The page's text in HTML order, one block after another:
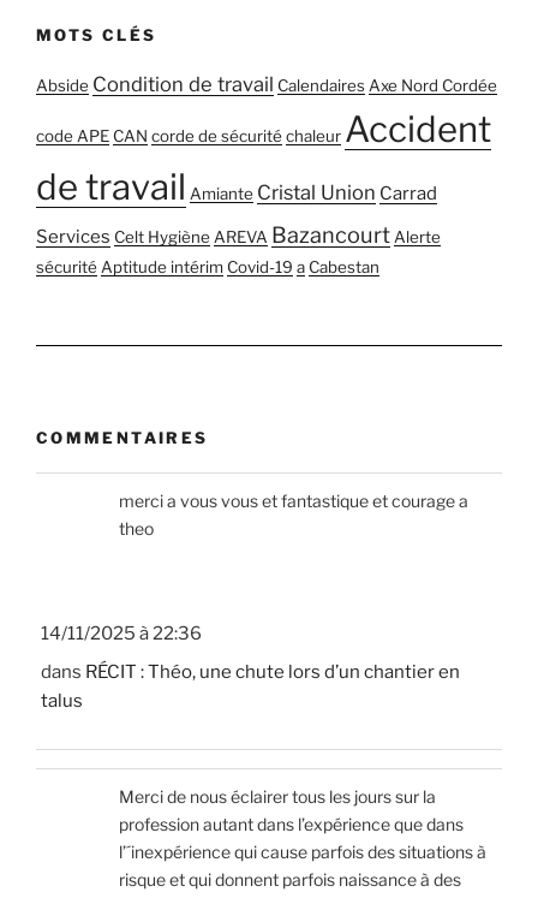
MOTS CLÉS
Abside Condition de travail Calendaires Axe Nord Cordée
code APE CAN corde de sécuritéchaleur Accident
de travail Amiante Cristal Union Carrad
Services Celt Hygiène AREVA Bazancourt Alerte
sécurité Aptitude intérim Covid-19 a Cabestan
COMMENTAIRES
14/11/2025 à 22:36
dans RÉCIT : Théo, une chute lors d’un chantier en
talus
merci a vous vous et fantastique et courage a
theo
Merci de nous éclairer tous les jours sur la
profession autant dans l’expérience que dans
l’´inexpérience qui cause parfois des situations à
risque et qui donnent parfois naissance à des